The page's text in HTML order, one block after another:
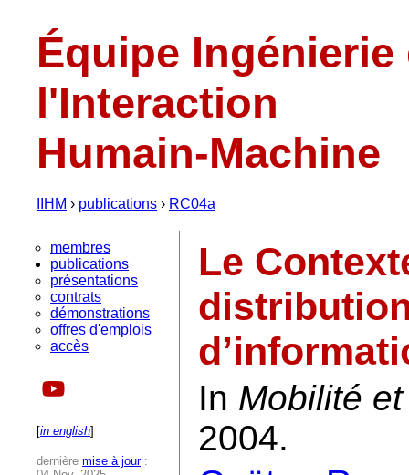
Équipe Ingénierie
l'Interaction
Humain-Machine
IIHM › publications › RC04a
membres
publications
présentations
contrats
démonstrations
offres d'emplois
accès
[in english]
dernière mise à jour:
Le
In Mobilité
2004.